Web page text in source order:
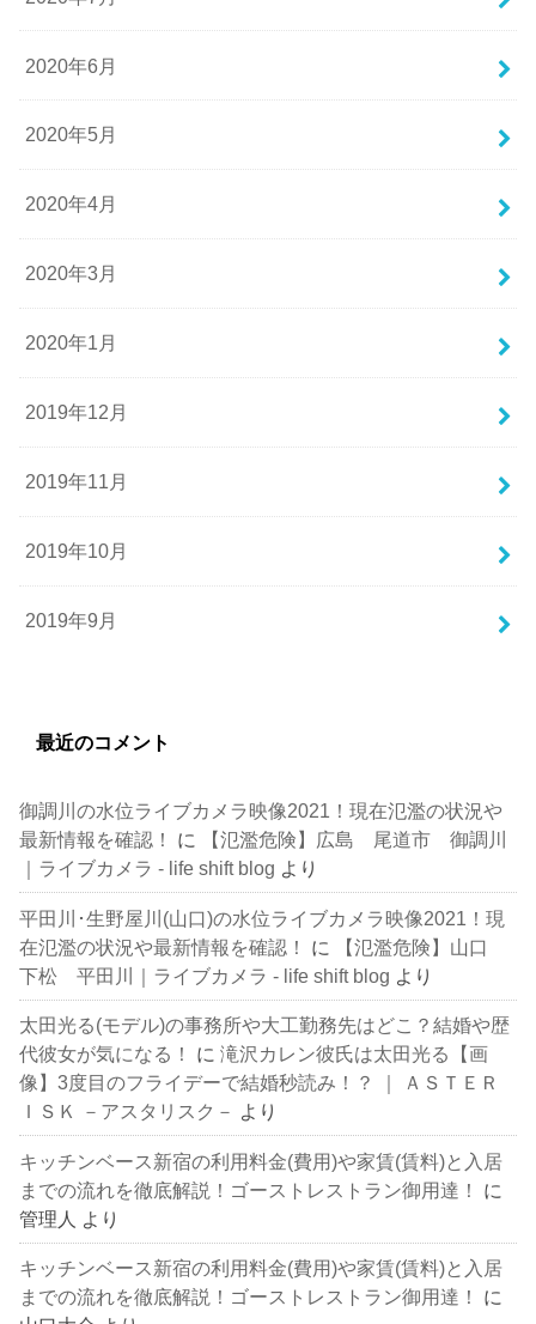
2020年6月
2020年5月
2020年4月
2020年3月
2020年1月
2019年12月
2019年11月
2019年10月
2019年9月
最近のコメント
御調川の水位ライブカメラ映像2021！現在氾濫の状況や
最新情報を確認！
に
【氾濫危険】広島 尾道市 御調川
｜ライブカメラ - life shift blog より
平田川･生野屋川(山口)の水位ライブカメラ映像2021！現
在氾濫の状況や最新情報を確認！
に
【氾濫危険】山口
下松 平田川｜ライブカメラ - life shift blog より
太田光る(モデル)の事務所や大工勤務先はどこ？結婚や歴
代彼女が気になる！
に滝沢カレン彼氏は太田光る【画
像】3度目のフライデーで結婚秒読み！？ ｜ ＡＳＴＥＲ
ＩＳＫ －アスタリスク－ より
キッチンベース新宿の利用料金(費用)や家賃(賃料)と入居
までの流れを徹底解説！ゴーストレストラン御用達！
に
管理人 より
キッチンベース新宿の利用料金(費用)や家賃(賃料)と入居
までの流れを徹底解説！ゴーストレストラン御用達！
に